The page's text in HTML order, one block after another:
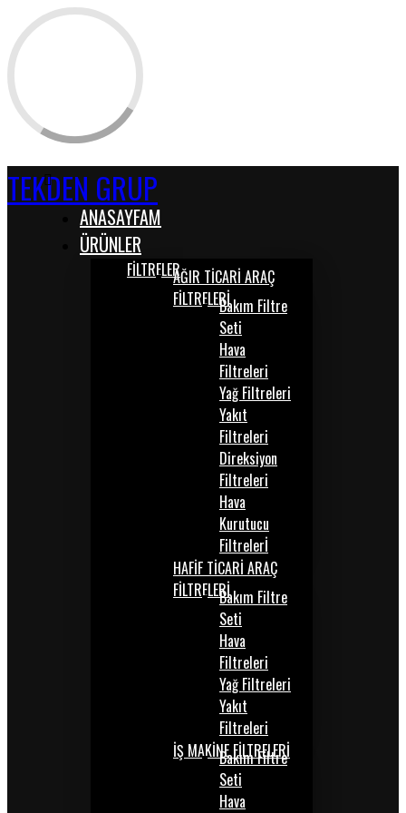
TEKDEN GRUP
ANASAYFAM
ÜRÜNLER
FİLTRELERAĞIR TİCARİ ARAÇ
FİLTRELERİBakım Filtre
Seti
Hava
Filtreleri
Yağ Filtreleri
Yakıt
Filtreleri
Direksiyon
Filtreleri
Hava
Kurutucu
Filtrelerİ
HAFİF TİCARİ ARAÇ
FİLTRELERİBakım Filtre
Seti
Hava
Filtreleri
Yağ Filtreleri
Yakıt
Filtreleri
İŞ MAKİNE FİLTRELERİ
Bakım Filtre
Seti
Hava